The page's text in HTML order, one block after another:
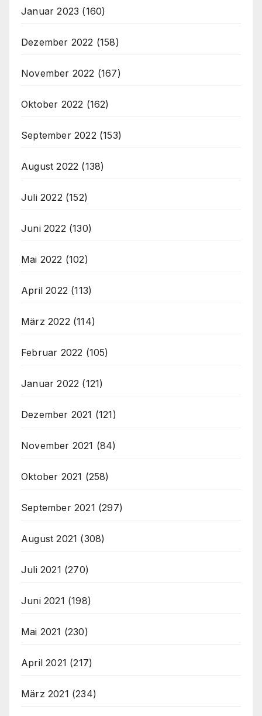
Januar 2023 (160)
Dezember 2022 (158)
November 2022 (167)
Oktober 2022 (162)
September 2022 (153)
August 2022 (138)
Juli 2022 (152)
Juni 2022 (130)
Mai 2022 (102)
April 2022 (113)
März 2022 (114)
Februar 2022 (105)
Januar 2022 (121)
Dezember 2021 (121)
November 2021 (84)
Oktober 2021 (258)
September 2021 (297)
August 2021 (308)
Juli 2021 (270)
Juni 2021 (198)
Mai 2021 (230)
April 2021 (217)
März 2021 (234)